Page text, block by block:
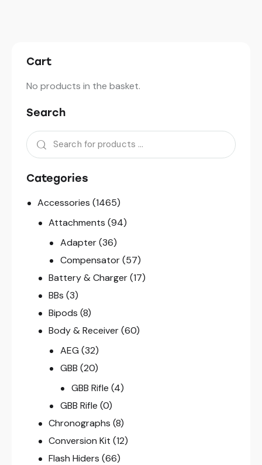
Cart
No products in the basket.
Search
Categories
Accessories (1465)
Attachments (94)
Adapter (36)
Compensator (57)
Battery & Charger (17)
BBs (3)
Bipods (8)
Body & Receiver (60)
AEG (32)
GBB (20)
GBB Rifle (4)
GBB Rifle (0)
Chronographs (8)
Conversion Kit (12)
Flash Hiders (66)